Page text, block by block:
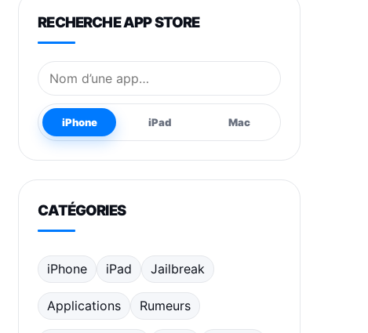
RECHERCHE APP STORE
Nom de l’application
iPhone iPad Mac
CATÉGORIES
iPhone iPad Jailbreak
Applications Rumeurs